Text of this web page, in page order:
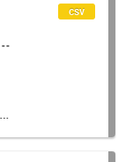
csv